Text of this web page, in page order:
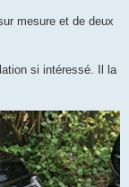
mesure et de deux
si intéressé. Il la